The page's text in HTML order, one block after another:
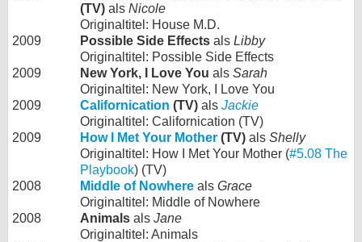
(TV) als Nicole
Originaltitel: House M.D.
2009
Possible Side Effects als Libby
Originaltitel: Possible Side Effects
2009
New York, I Love You als Sarah
Originaltitel: New York, I Love You
2009
Californication (TV) als Jackie
Originaltitel: Californication (TV)
2009
How I Met Your Mother (TV) als Shelly
Originaltitel: How I Met Your Mother (#5.08 The
Playbook) (TV)
2008
Middle of Nowhere als Grace
Originaltitel: Middle of Nowhere
2008
Animals als Jane
Originaltitel: Animals